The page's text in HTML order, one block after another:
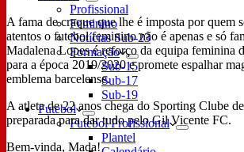
Profissional
Feminino
Notícias Sub-23
Formação
Sub-15
Sub-17
Sub-19
Futebol
Futebol Profissional
Plantel
A fama de craque que lhe é imposta por quem
atentos o futebol feminino não é apenas e só
Madalena Lopes é reforço da equipa feminina
para a época 2019/2020 e promete espalhar
emblema barcelense.
A atleta de 22 anos chega do Sporting Clube
preparada para dar tudo pelo Gil Vicente FC.
Bem-vinda, Mada!